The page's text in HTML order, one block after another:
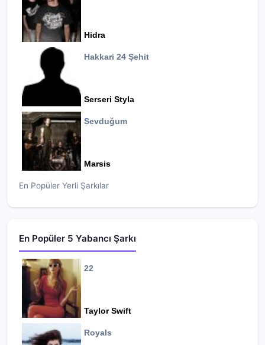
Hidra
Hakkari 24 Şehit
Serseri Styla
Sevduğum
Marsis
En Popüler Yerli Şarkılar
En Popüler 5 Yabancı Şarkı
22
Taylor Swift
Royals